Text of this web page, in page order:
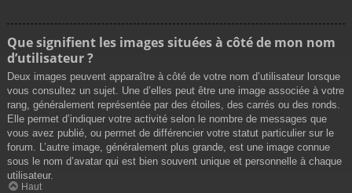
Que signifient les images situées à côté de mon nom
d’utilisateur ?
Deux images peuvent apparaître à côté de votre nom d’utilisateur lorsque
vous consultez un sujet. Une d’elles peut être une image associée à votre
rang, généralement représentée par des étoiles, des carrés ou des ronds.
Elle permet d’indiquer votre activité selon le nombre de messages que
vous avez publié, ou permet de différencier votre statut particulier sur le
forum. L’autre image, généralement plus grande, est une image connue
sous le nom d’avatar qui est bien souvent unique et personnelle à chaque
utilisateur.
Haut